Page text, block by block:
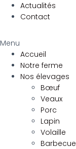
Actualités
Contact
Menu
Accueil
Notre ferme
Nos élevages
Bœuf
Veaux
Porc
Lapin
Volaille
Barbecue